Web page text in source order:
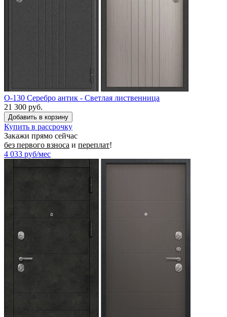
O-130 Серебро антик - Светлая лиственница
21 300 руб.
Купить в рассрочку
Закажи прямо сейчас
без первого взноса и переплат!
4 033 руб/мес